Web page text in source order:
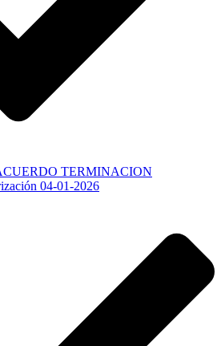
TERMINACION
04-01-2026